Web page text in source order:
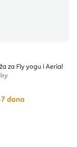
za Fly yogu i Aerial
dana